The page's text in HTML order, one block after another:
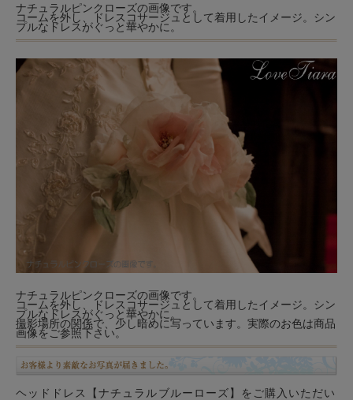
ナチュラルピンクローズの画像です。
コームを外し、ドレスコサージュとして着用したイメージ。シン
プルなドレスがぐっと華やかに。
ナチュラルピンクローズの画像です。
コームを外し、ドレスコサージュとして着用したイメージ。シン
プルなドレスがぐっと華やかに。
撮影場所の関係で、少し暗めに写っています。実際のお色は商品
画像をご参照下さい。
ヘッドドレス【ナチュラルブルーローズ】をご購入いただい